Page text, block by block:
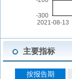
主要指标
按报告期